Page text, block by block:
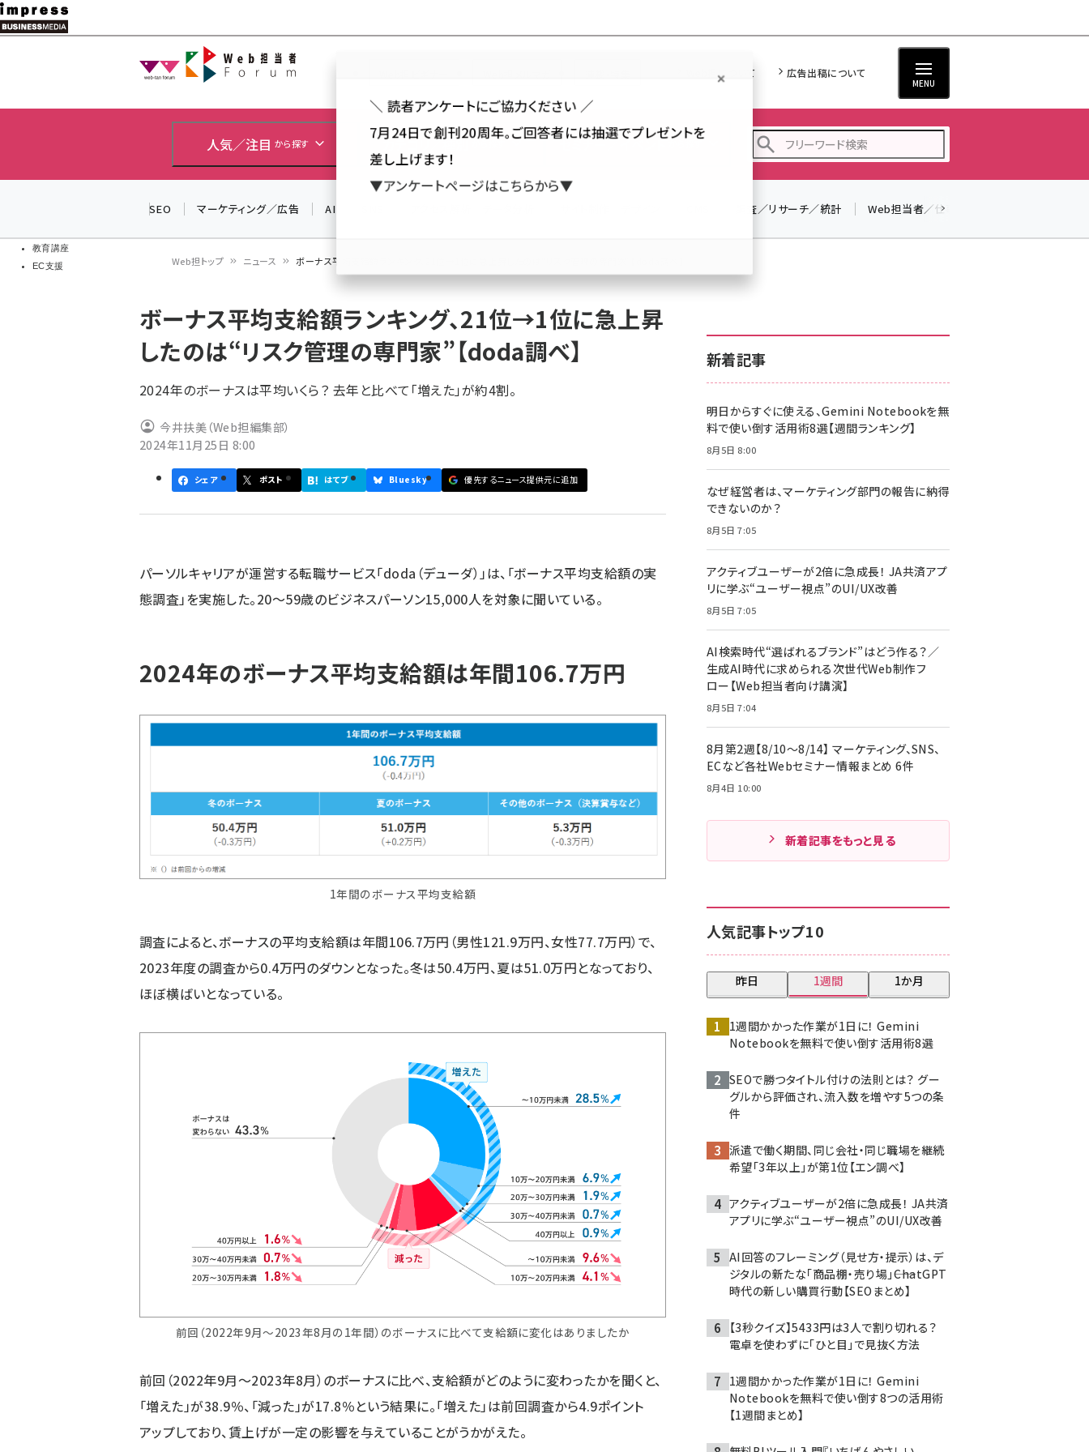
メ
イ
教育講座
EC支援
Web担当者Forum
Web担について 広告出稿について
MENU
人気／注目 から探す カテゴリ／種別 から探す セミナー／イベント から探す
z世代 (1617)
meo (1274)
SEO マーケティング／広告 AI 調査／リサーチ／統計 Web担当者／仕事
ン
く
ず
Web担トップ ニュース ボーナス平均支給額ランキング、21位→1位に急上昇したのは“リスク管理の専門家”【doda調べ】
ボーナス平均支給額ランキング、21位→1位に急上昇
したのは“リスク管理の専門家”【doda調べ】
2024年のボーナスは平均いくら？ 去年と比べて「増えた」が約4割。
今井扶美（Web担編集部）
2024年11月25日 8:00
シェア ポスト はてブ Bluesky 優先するニュース提供元に追加
パーソルキャリアが運営する転職サービス「doda（デューダ）」は、「ボーナス平均支給額の実
態調査」を実施した。20～59歳のビジネスパーソン15,000人を対象に聞いている。
2024年のボーナス平均支給額は年間106.7万円
1年間のボーナス平均支給額
調査によると、ボーナスの平均支給額は年間106.7万円（男性121.9万円、女性77.7万円）で、
2023年度の調査から0.4万円のダウンとなった。冬は50.4万円、夏は51.0万円となっており、
ほぼ横ばいとなっている。
前回（2022年9月～2023年8月の1年間）のボーナスに比べて支給額に変化はありましたか
前回（2022年9月～2023年8月）のボーナスに比べ、支給額がどのように変わったかを聞くと、
「増えた」が38.9％、「減った」が17.8％という結果に。「増えた」は前回調査から4.9ポイント
アップしており、賃上げが一定の影響を与えていることがうかがえた。
新着記事
明日からすぐに使える、Gemini Notebookを無
料で使い倒す活用術8選【週間ランキング】
8月5日 8:00
なぜ経営者は、マーケティング部門の報告に納得
できないのか？
8月5日 7:05
アクティブユーザーが2倍に急成長！ JA共済アプ
リに学ぶ“ユーザー視点”のUI/UX改善
8月5日 7:05
AI検索時代“選ばれるブランド”はどう作る？／
生成AI時代に求められる次世代Web制作フ
ロー【Web担当者向け講演】
8月5日 7:04
8月第2週【8/10～8/14】 マーケティング、SNS、
ECなど各社Webセミナー情報まとめ 6件
8月4日 10:00
新着記事をもっと見る
人気記事トップ10
昨日 1週間 1か月
1週間かかった作業が1日に！ Gemini
Notebookを無料で使い倒す活用術8選
SEOで勝つタイトル付けの法則とは？ グー
グルから評価され、流入数を増やす5つの条
件
派遣で働く期間、同じ会社・同じ職場を継続
希望「3年以上」が第1位【エン調べ】
アクティブユーザーが2倍に急成長！ JA共済
アプリに学ぶ“ユーザー視点”のUI/UX改善
AI回答のフレーミング（見せ方・提示）は、デ
ジタルの新たな「商品棚・売り場」――ChatGPT
時代の新しい購買行動【SEOまとめ】
【3秒クイズ】5433円は3人で割り切れる？
電卓を使わずに「ひと目」で見抜く方法
1週間かかった作業が1日に！ Gemini
Notebookを無料で使い倒す8つの活用術
【1週間まとめ】
＼ 読者アンケートにご協力ください ／
7月24日で創刊20周年。ご回答者には抽選でプレゼントを
差し上げます！
▼アンケートページはこちらから▼